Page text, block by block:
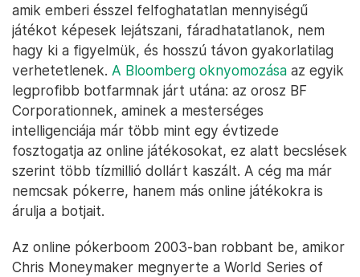
amik emberi ésszel felfoghatatlan mennyiségű
játékot képesek lejátszani, fáradhatatlanok, nem
hagy ki a figyelmük, és hosszú távon gyakorlatilag
verhetetlenek. A Bloomberg oknyomozása az egyik
legprofibb botfarmnak járt utána: az orosz BF
Corporationnek, aminek a mesterséges
intelligenciája már több mint egy évtizede
fosztogatja az online játékosokat, ez alatt becslések
szerint több tízmillió dollárt kaszált. A cég ma már
nemcsak pókerre, hanem más online játékokra is
árulja a botjait.
Az online pókerboom 2003-ban robbant be, amikor
Chris Moneymaker megnyerte a World Series of